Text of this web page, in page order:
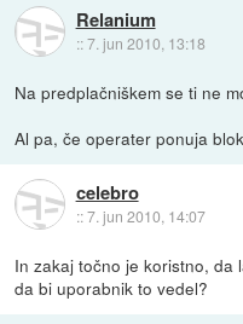
Relanium
::7. jun 2010, 13:18
Na predplačniškem se ti ne
Al pa, če operater ponuja
celebro
::7. jun 2010, 14:07
In zakaj točno je koristno, da
da bi uporabnik to vedel?